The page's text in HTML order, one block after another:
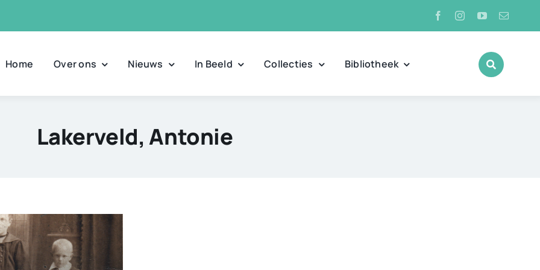
Home Over ons Nieuws In Beeld Collecties Bibliotheek
Lakerveld, Antonie